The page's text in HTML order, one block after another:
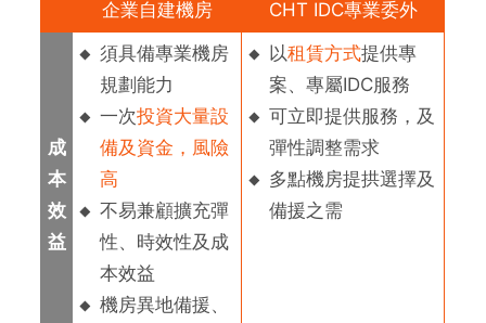
企業自建機房 CHT IDC專業委外
成
本
效
益
須具備專業機房
規劃能力
一次投資大量設
備及資金，風險
高
不易兼顧擴充彈
性、時效性及成
本效益
機房異地備援、
以租賃方式提供專
案、專屬IDC服務
可立即提供服務，及
彈性調整需求
多點機房提拱選擇及
備援之需